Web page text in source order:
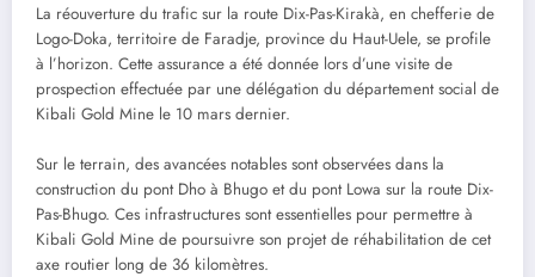
La réouverture du trafic sur la route Dix-Pas-Kirakà, en chefferie de
Logo-Doka, territoire de Faradje, province du Haut-Uele, se profile
à l’horizon. Cette assurance a été donnée lors d’une visite de
prospection effectuée par une délégation du département social de
Kibali Gold Mine le 10 mars dernier.
Sur le terrain, des avancées notables sont observées dans la
construction du pont Dho à Bhugo et du pont Lowa sur la route Dix-
Pas-Bhugo. Ces infrastructures sont essentielles pour permettre à
Kibali Gold Mine de poursuivre son projet de réhabilitation de cet
axe routier long de 36 kilomètres.